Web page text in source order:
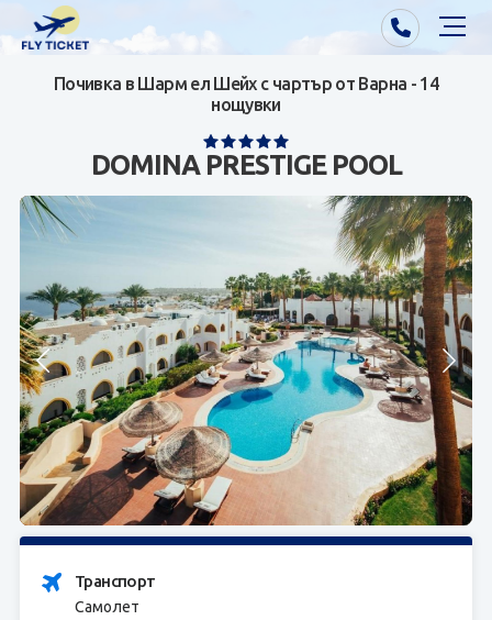
Почивки от Варна
Почивки от София/Пловдив/Бургас
Визи
Контакти
За нас
ЗАПИТВАНЕ
Почивка в Шарм ел Шейх с чартър от Варна - 14
нощувки
DOMINA PRESTIGE POOL
Транспорт
Самолет